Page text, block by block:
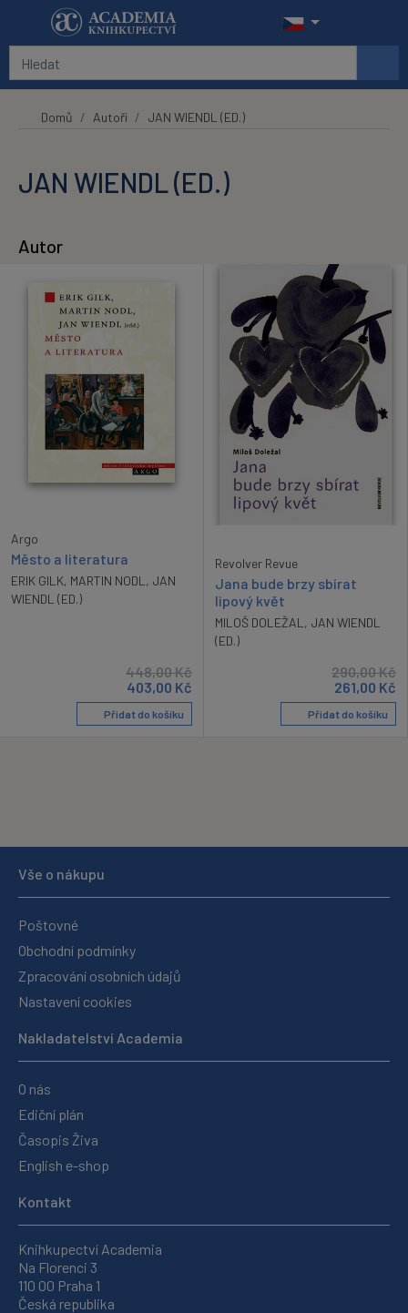
Přeskočit na hlavní obsah
Domů Autoři JAN WIENDL (ED.)
JAN WIENDL (ED.)
Autor
Argo
Město a literatura
ERIK GILK, MARTIN NODL , JAN
WIENDL (ED.)
448,00Kč
403,00 Kč
Přidat do košíku
Revolver Revue
Jana bude brzy sbírat
lipový květ
MILOŠ DOLEŽAL , JAN WIENDL
(ED.)
290,00Kč
261,00 Kč
Přidat do košíku
Vše o nákupu
Poštovné
Obchodní podmínky
Zpracování osobních údajů
Nastavení cookies
Nakladatelství Academia
O nás
Ediční plán
Časopis Živa
English e-shop
Kontakt
Knihkupectví Academia
Na Florenci 3
110 00 Praha 1
Česká republika